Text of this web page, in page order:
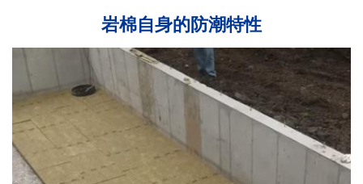
岩棉自身的防潮特性